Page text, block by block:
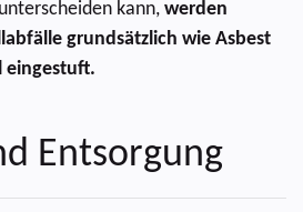
kann, werden
grundsätzlich wie Asbest
eingestuft.
Entsorgung